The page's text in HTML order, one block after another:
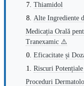
Thiamidol
Alte Ingrediente
Medicația Orală
Tranexamic ⚠️
Eficacitate și
Riscuri
Proceduri